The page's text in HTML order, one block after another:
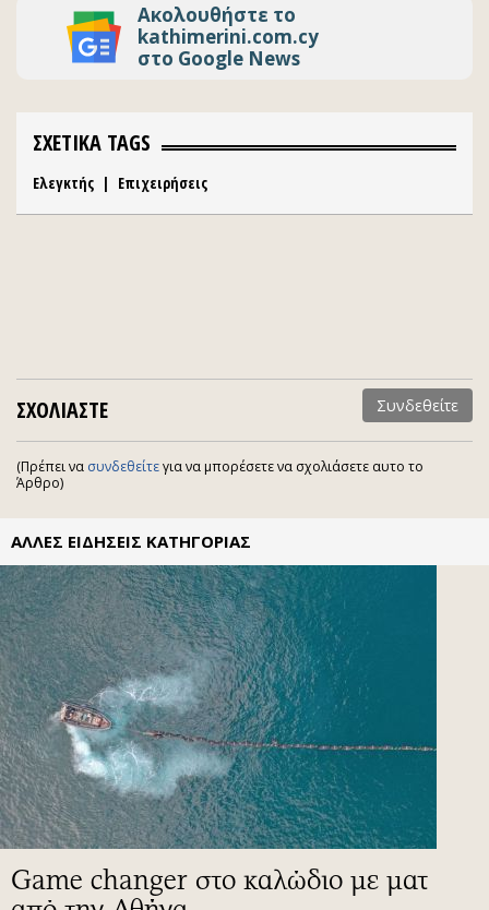
Ακολουθήστε το
kathimerini.com.cy
στο Google News
ΣΧΕΤΙΚΑ TAGS
Ελεγκτής | Επιχειρήσεις
ΣΧΟΛΙΑΣΤΕ Συνδεθείτε
(Πρέπει να συνδεθείτεγια να μπορέσετε να σχολιάσετε αυτο το
Άρθρο)
ΑΛΛΕΣ ΕΙΔΗΣΕΙΣ ΚΑΤΗΓΟΡΙΑΣ
Game changer στο καλώδιο με ματ